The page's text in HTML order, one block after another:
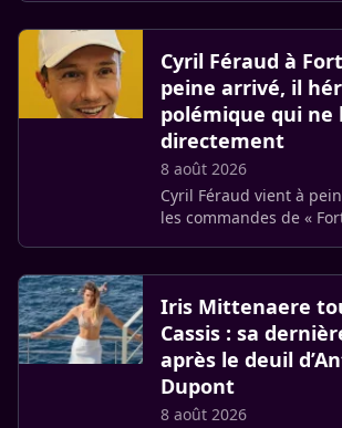
Cyril Féraud à
peine arrivé, il
polémique qui ne
directement
8 août 2026
Cyril Féraud vient à
les commandes de «
Iris Mittenaere
Cassis : sa
après le deuil
Dupont
8 août 2026